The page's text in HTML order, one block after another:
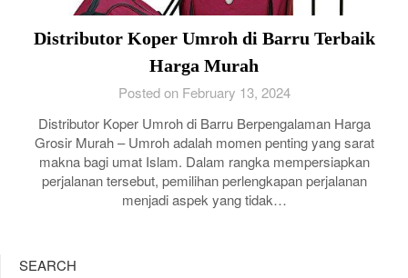
Distributor Koper Umroh di Barru Terbaik
Harga Murah
Posted on February 13, 2024
Distributor Koper Umroh di Barru Berpengalaman Harga
Grosir Murah – Umroh adalah momen penting yang sarat
makna bagi umat Islam. Dalam rangka mempersiapkan
perjalanan tersebut, pemilihan perlengkapan perjalanan
menjadi aspek yang tidak…
SEARCH